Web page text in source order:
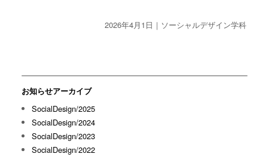
2026年4月1日｜ソーシャルデザイン学科
お知らせアーカイブ
SocialDesign/2025
SocialDesign/2024
SocialDesign/2023
SocialDesign/2022